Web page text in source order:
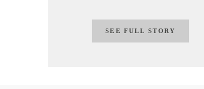
SEE FULL STORY